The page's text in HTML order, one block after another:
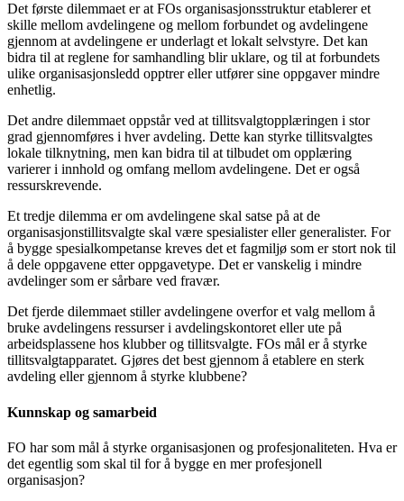
Det første dilemmaet er at FOs organisasjonsstruktur etablerer et
skille mellom avdelingene og mellom forbundet og avdelingene
gjennom at avdelingene er underlagt et lokalt selvstyre. Det kan
bidra til at reglene for samhandling blir uklare, og til at forbundets
ulike organisasjonsledd opptrer eller utfører sine oppgaver mindre
enhetlig.
Det andre dilemmaet oppstår ved at tillitsvalgtopplæringen i stor
grad gjennomføres i hver avdeling. Dette kan styrke tillitsvalgtes
lokale tilknytning, men kan bidra til at tilbudet om opplæring
varierer i innhold og omfang mellom avdelingene. Det er også
ressurskrevende.
Et tredje dilemma er om avdelingene skal satse på at de
organisasjonstillitsvalgte skal være spesialister eller generalister. For
å bygge spesialkompetanse kreves det et fagmiljø som er stort nok til
å dele oppgavene etter oppgavetype. Det er vanskelig i mindre
avdelinger som er sårbare ved fravær.
Det fjerde dilemmaet stiller avdelingene overfor et valg mellom å
bruke avdelingens ressurser i avdelingskontoret eller ute på
arbeidsplassene hos klubber og tillitsvalgte. FOs mål er å styrke
tillitsvalgtapparatet. Gjøres det best gjennom å etablere en sterk
avdeling eller gjennom å styrke klubbene?
Kunnskap og samarbeid
FO har som mål å styrke organisasjonen og profesjonaliteten. Hva er
det egentlig som skal til for å bygge en mer profesjonell
organisasjon?